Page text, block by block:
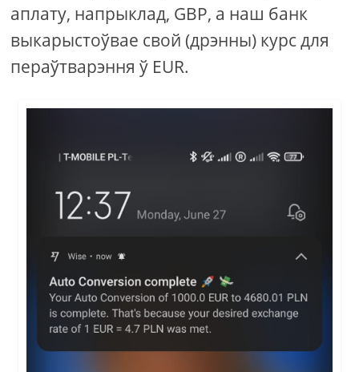
аплату, напрыклад, GBP, а наш банк
выкарыстоўвае свой (дрэнны) курс для
пераўтварэння ў EUR.